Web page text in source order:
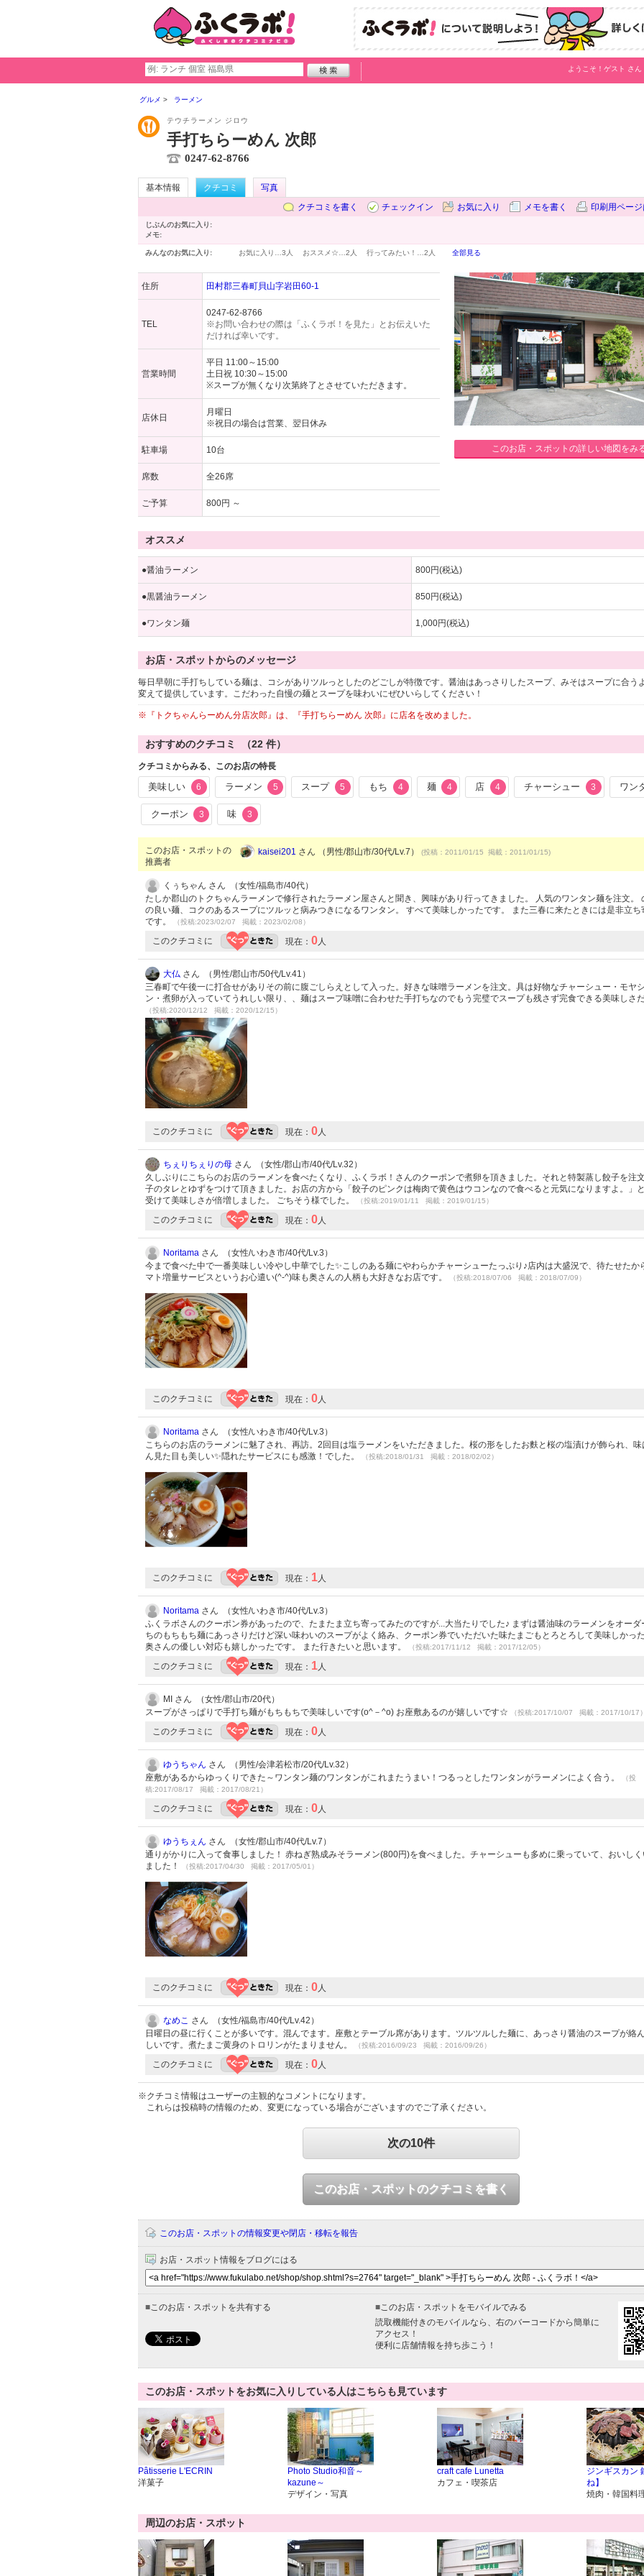
ようこそ！ ゲスト さん
グルメ ラーメン
テウチラーメン ジロウ
手打ちらーめん 次郎
0247-62-8766
基本情報 クチコミ
写真
クチコミを書く
チェックイン お気に入り メモを書く 印刷用ペー
じぶんのお気に入り:
メモ:
みんなのお気に入り: お気に入り… 3人 おススメ☆… 2人 行ってみたい！… 2人 全部見る
住所 田村郡三春町貝山字岩田60-1
TEL
0247-62-8766
※お問い合わせの際は「ふくラボ！を見た」とお伝えいた
だければ幸いです。
営業時間
平日 11:00～15:00
土日祝 10:30～15:00
※スープが無くなり次第終了とさせていただきます。
店休日
月曜日
※祝日の場合は営業、翌日休み
駐車場 10台
席数 全26席
ご予算 800円 ～
このお店・スポットの詳しい地図をみ
オススメ
●醤油ラーメン 800円(税込)
●黒醤油ラーメン 850円(税込)
●ワンタン麺 1,000円(税込)
お店・スポットからのメッセージ
毎日早朝に手打ちしている麺は、コシがありツルっとしたのどごしが特徴です。醤油はあっさりしたスープ、みそはスープに合う
変えて提供しています。こだわった自慢の麺とスープを味わいにぜひいらしてください！
※『トクちゃんらーめん分店次郎』は、『手打ちらーめん 次郎』に店名を改めました。
おすすめのクチコミ （22 件）
クチコミからみる、このお店の特長
美味しい 6 ラーメン 5 スープ 5 もち 4 麺 4 店 4 チャーシュー 3 ワン
クーポン 3 味 3
このお店・スポットの
推薦者
kaisei201 さん （男性/郡山市/30代/Lv.7） (投稿：2011/01/15 掲載：2011/01/15)
くぅちゃん さん （女性/福島市/40代）
たしか郡山のトクちゃんラーメンで修行されたラーメン屋さんと聞き、興味があり行ってきました。 人気のワンタン麺を注文。
の良い麺、コクのあるスープにツルッと病みつきになるワンタン。 すべて美味しかったです。 また三春に来たときには是非立ち
です。
（投稿:2023/02/07 掲載：2023/02/08）
このクチコミに 現在： 0人
大仏 さん （男性/郡山市/50代/Lv.41）
三春町で午後一に打合せがありその前に腹ごしらえとして入った。好きな味噌ラーメンを注文。具は好物なチャーシュー・モヤ
ン・煮卵が入っていてうれしい限り、、麺はスープ味噌に合わせた手打ちなのでもう完璧でスープも残さず完食できる美味しさ
（投稿:2020/12/12 掲載：2020/12/15）
このクチコミに 現在： 0人
ちぇりちぇりの母 さん （女性/郡山市/40代/Lv.32）
久しぶりにこちらのお店のラーメンを食べたくなり、ふくラボ！さんのクーポンで煮卵を頂きました。それと特製蒸し餃子を注
子のタレとゆずをつけて頂きました。お店の方から「餃子のピンクは梅肉で黄色はウコンなので食べると元気になりますよ。」
受けて美味しさが倍増しました。 ごちそう様でした。
（投稿:2019/01/11 掲載：2019/01/15）
このクチコミに 現在： 0人
Noritama さん （女性/いわき市/40代/Lv.3）
今まで食べた中で一番美味しい冷やし中華でした✨こしのある麺にやわらかチャーシューたっぷり♪店内は大盛況で、待たせたか
マト増量サービスというお心遣い(^-^)味も奥さんの人柄も大好きなお店です。
（投稿:2018/07/06 掲載：2018/07/09）
このクチコミに 現在： 0人
Noritama さん （女性/いわき市/40代/Lv.3）
こちらのお店のラーメンに魅了され、再訪。2回目は塩ラーメンをいただきました。桜の形をしたお麩と桜の塩漬けが飾られ、
ん見た目も美しい✨隠れたサービスにも感激！でした。
（投稿:2018/01/31 掲載：2018/02/02）
このクチコミに 現在： 1人
Noritama さん （女性/いわき市/40代/Lv.3）
ふくラボさんのクーポン券があったので、たまたま立ち寄ってみたのですが...大当たりでした♪ まずは醤油味のラーメンをオーダ
ちのもちもち麺にあっさりだけど深い味わいのスープがよく絡み、クーポン券でいただいた味たまごもとろとろして美味しかっ
奥さんの優しい対応も嬉しかったです。 また行きたいと思います。
（投稿:2017/11/12 掲載：2017/12/05）
このクチコミに 現在： 1人
MI さん （女性/郡山市/20代）
スープがさっぱりで手打ち麺がもちもちで美味しいです(o^－^o) お座敷あるのが嬉しいです☆
（投稿:2017/10/07 掲載：2017/10/17
このクチコミに 現在： 0人
ゆうちゃん さん （男性/会津若松市/20代/Lv.32）
座敷があるからゆっくりできた～ワンタン麺のワンタンがこれまたうまい！つるっとしたワンタンがラーメンによく合う。
（投
稿:2017/08/17 掲載：2017/08/21）
このクチコミに 現在： 0人
ゆうちぇん さん （女性/郡山市/40代/Lv.7）
通りがかりに入って食事しました！ 赤ねぎ熟成みそラーメン(800円)を食べました。チャーシューも多めに乗っていて、おいし
ました！
（投稿:2017/04/30 掲載：2017/05/01）
このクチコミに 現在： 0人
なめこ さん （女性/福島市/40代/Lv.42）
日曜日の昼に行くことが多いです。混んでます。座敷とテーブル席があります。ツルツルした麺に、あっさり醤油のスープが絡
しいです。煮たまご黄身のトロリンがたまりません。
（投稿:2016/09/23 掲載：2016/09/26）
このクチコミに 現在： 0人
※クチコミ情報はユーザーの主観的なコメントになります。
これらは投稿時の情報のため、変更になっている場合がございますのでご了承ください。
次の10件
このお店・スポットのクチコミを書く
このお店・スポットの情報変更や閉店・移転を報告
お店・スポット情報をブログにはる
■このお店・スポットを共有する ■このお店・スポットをモバイルでみる
読取機能付きのモバイルなら、右のバーコードから簡単に
アクセス！
便利に店舗情報を持ち歩こう！
このお店・スポットをお気に入りしている人はこちらも見ています
Pâtisserie L'ECRIN
洋菓子
Photo Studio和音～
kazune～
デザイン・写真
craft cafe Lunetta
カフェ・喫茶店
ジンギスカン
ね】
焼肉・韓国料
周辺のお店・スポット